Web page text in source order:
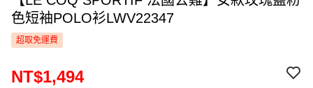
色短袖POLO衫LWV22347
超取免運費
NT$1,494